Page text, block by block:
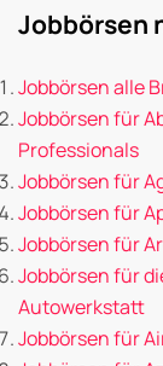
Jobbörsen
Jobbörsen alle
Jobbörsen für
Professionals
Jobbörsen für
Jobbörsen für
Jobbörsen für
Jobbörsen für
Autowerkstatt
Jobbörsen für